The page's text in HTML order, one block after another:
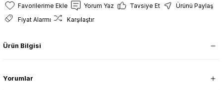
Yorum Yaz Tavsiye Et
Ürünü Paylaş
Fiyat Alarmı
Karşılaştır
Ürün Bilgisi
Yorumlar